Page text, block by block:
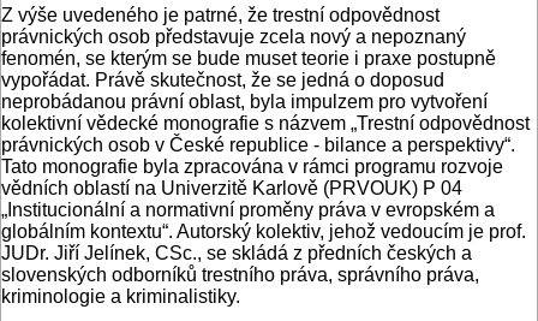
Z výše uvedeného je patrné, že trestní odpovědnost
právnických osob předsta­vuje zcela nový a nepoznaný
fenomén, se kterým se bude muset teorie i praxe po­stupně
vypořádat. Právě skutečnost, že se jedná o doposud
neprobádanou práv­ní oblast, byla impulzem pro vytvoření
kolektivní vědecké monografie s názvem „Trestní odpovědnost
právnických osob v České republice - bilance a perspek­tivy“.
Tato monografie byla zpracována v rámci programu rozvoje
vědních ob­lastí na Univerzitě Karlově (PRVOUK) P 04
„Institucionální a normativní proměny práva v evropském a
globálním kontex­tu“. Autorský kolektiv, jehož vedoucím je prof.
JUDr. Jiří Jelínek, CSc., se sklá­dá z předních českých a
slovenských od­borníků trestního práva, správního prá­va,
kriminologie a kriminalistiky.